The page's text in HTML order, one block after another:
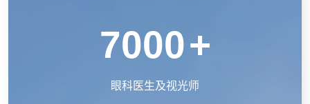
7000+
眼科医生及视光师